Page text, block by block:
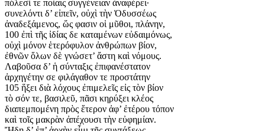
πόλεσί τε ποίαις συγγένειαν ἀναφέρει·
συνελόντι δ’ εἰπεῖν, οὐχὶ τὴν Ὀδυσσέως
ἀναδεξάμενος, ὥς φασιν οἱ μῦθοι, πλάνην,
100 ἐπὶ τῆς ἰδίας δε καταμένων εὐδαιμόνως,
οὐχὶ μόνον ἑτερόφυλον ἀνθρώπων βίον,
ἐθνῶν ὅλων δὲ γνώσετ’ ἄστη καὶ νόμους.
Λαβοῦσα δ’ ἡ σύνταξις ἐπιφανέστατον
ἀρχηγέτην σε φιλάγαθον τε προστάτην
105 ἥξει διὰ λόχους ἐπιμελεῖς εἰς τὸν βίον
τὸ σόν τε, βασιλεῦ, πᾶσι κηρύξει κλέος
διαπεμπομένη πρὸς ἕτερον ἀφ’ ἐτέρου τόπον
καὶ τοῖς μακρὰν ἀπέχουσι τὴν εὐφημίαν.